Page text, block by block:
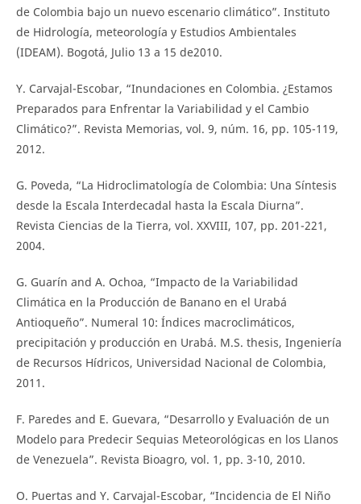
de Colombia bajo un nuevo escenario climático”. Instituto
de Hidrología, meteorología y Estudios Ambientales
(IDEAM). Bogotá, Julio 13 a 15 de2010.
Y. Carvajal-Escobar, “Inundaciones en Colombia. ¿Estamos
Preparados para Enfrentar la Variabilidad y el Cambio
Climático?”. Revista Memorias, vol. 9, núm. 16, pp. 105-119,
2012.
G. Poveda, “La Hidroclimatología de Colombia: Una Síntesis
desde la Escala Interdecadal hasta la Escala Diurna”.
Revista Ciencias de la Tierra, vol. XXVIII, 107, pp. 201-221,
2004.
G. Guarín and A. Ochoa, “Impacto de la Variabilidad
Climática en la Producción de Banano en el Urabá
Antioqueño”. Numeral 10: Índices macroclimáticos,
precipitación y producción en Urabá. M.S. thesis, Ingeniería
de Recursos Hídricos, Universidad Nacional de Colombia,
2011.
F. Paredes and E. Guevara, “Desarrollo y Evaluación de un
Modelo para Predecir Sequias Meteorológicas en los Llanos
de Venezuela”. Revista Bioagro, vol. 1, pp. 3-10, 2010.
O. Puertas and Y. Carvajal-Escobar, “Incidencia de El Niño